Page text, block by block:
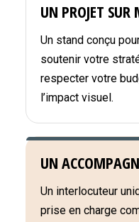
UN PROJET SUR
Un stand conçu
soutenir votre
respecter votre
l’impact visuel.
UN
Un interlocuteur
prise en charge